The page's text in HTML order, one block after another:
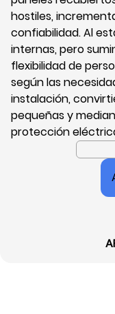
hostiles,
confiabilidad. Al
internas, pero
flexibilidad de
según las
instalación,
pequeñas y
protección
Unidad
Easy-